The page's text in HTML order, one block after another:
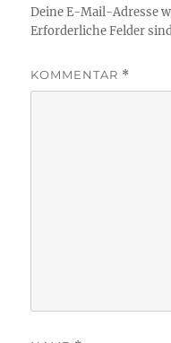
Deine E-Mail-Adresse
Erforderliche Felder
KOMMENTAR *